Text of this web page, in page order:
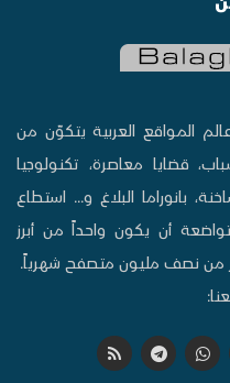
المواقع العربية يتكوّن من
قضايا معاصرة، تكنولوجيا
بانوراما البلاغ و... استطاع
أن يكون واحداً من أبرز
من نصف مليون متصفح شهرياً.